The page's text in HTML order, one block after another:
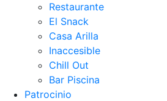
Restaurante
El Snack
Casa Arilla
Inaccesible
Chill Out
Bar Piscina
Patrocinio